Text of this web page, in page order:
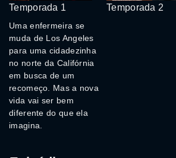
Temporada 1
Uma enfermeira se
muda de Los Angeles
para uma cidadezinha
no norte da Califórnia
em busca de um
recomeço. Mas a nova
vida vai ser bem
diferente do que ela
imagina.
Temporada 2